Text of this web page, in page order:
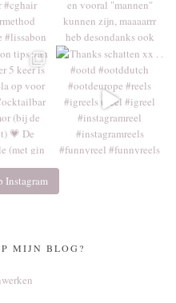
Instagram
MIJN BLOG?